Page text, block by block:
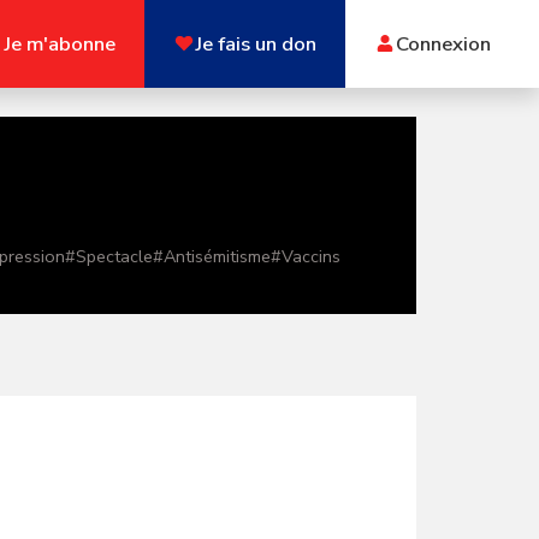
Je m'abonne Je fais un don Connexion
#Spectacle#Antisémitisme#Vaccins